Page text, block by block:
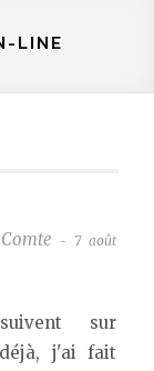
LINE
-
7 août
sur
j'ai fait